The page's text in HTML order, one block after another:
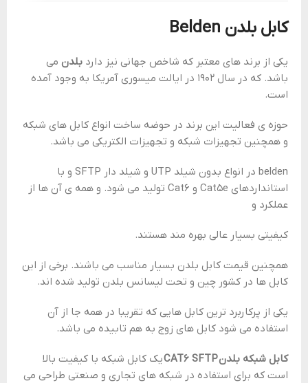
کابل بلدن Belden
یکی از برند های معتبر که شاخص جهانی نیز دارد بلدن می
باشد. که در سال 1902 در ایالت میسوری آمریکا به وجود آمده
است.
حوزه ی فعالیت این برند در حوضه ساخت انواع کابل های شبکه
و همچنین تجهیزات شبکه و تجهیزات الکتریکی می باشد.
belden در انواع بدون شیلد UTP و شیلد دار SFTP و با
استانداردهای Cat5e و Cat6 تولید می شود. و همه ی آن ها از
عملکرد و
کیفیتی بسیار عالی بهره مند هستند.
همچنین قیمت کابل بلدن بسیار مناسب می باشند. برخی از این
کابل ها در کشور چین و تحت لیسانس بلدن تولید شده‌ اند.
یکی از پرکاربرد ترین کابل هایی که تقریبا در همه جا از آن
استفاده می شود کابل های زوج به هم تابیده می باشد.
کابل شبکه بلدن CAT6 SFTP
یک کابل شبکه با کیفیت بالا
است که برای استفاده در شبکه های تجاری و صنعتی طراحی می